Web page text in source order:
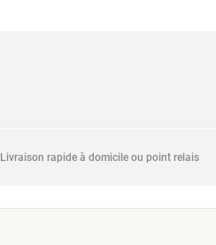
Livraison rapide à domicile ou point relais